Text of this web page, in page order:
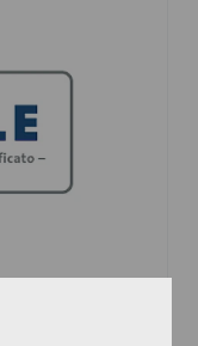
des
et au
les plus